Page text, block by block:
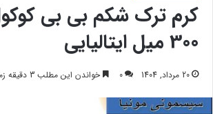
کرم ترک شکم بی بی
300 میل ایتالیایی
20 مرداد, 1404 0 خواندن این مطلب 3 دقیقه زمان میبرد